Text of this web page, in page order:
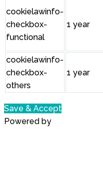
cookielawinfo-
checkbox-
functional
1 year
cookielawinfo-
checkbox-
others
1 year
Save & Accept
Powered by